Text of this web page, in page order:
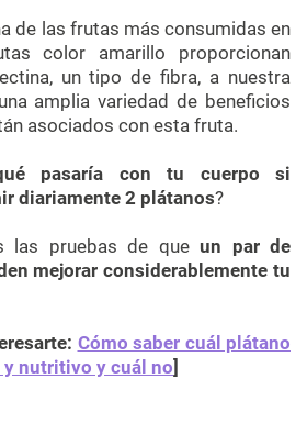
de las frutas más consumidas en
color amarillo proporcionan
un tipo de fibra, a nuestra
amplia variedad de beneficios
asociados con esta fruta.
pasaría con tu cuerpo si
diariamente 2 plátanos?
las pruebas de queun par de
mejorar considerablemente tu
Cómo saber cuál plátano
y nutritivo y cuál no]